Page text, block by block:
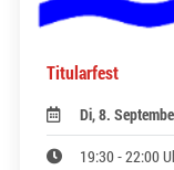
Titularfest
Di, 8.
19:30 - 22:00